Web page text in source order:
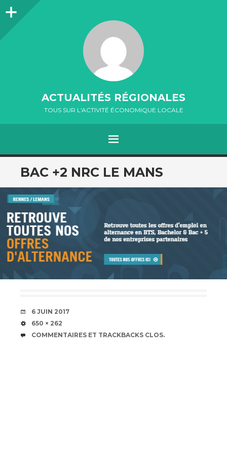
Colonne
ACTUALITÉS RÉGIONALES
TOUS SUR L'ACTIVITÉ ÉCONOMIQUE LOCALE
MENU
ALLER
AU
CONTENU
BAC +2 NRC LE MANS
DATE
6 JUIN 2017
TAILLE
650 × 262
COMMENTAIRES ET TRACKBACKS CLOS.